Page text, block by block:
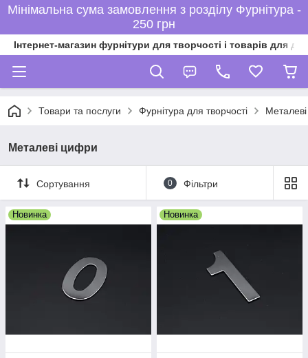
Мінімальна сума замовлення з розділу Фурнітура -
250 грн
Інтернет-магазин фурнітури для творчості і товарів для
Товари та послуги Фурнітура для творчості
Металеві цифри
Сортування 0 Фільтри
Новинка Новинка